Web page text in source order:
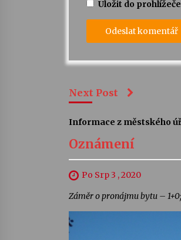
Uložit do
Next Post
Informace z městského
Oznámení
Po Srp 3 , 2020
Záměr o pronájmu bytu – 1+0;